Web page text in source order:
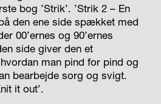
bog ’Strik’. ’Strik 2 – En
den ene side spækket med
00’ernes og 90’ernes
side giver den et
man pind for pind og
bearbejde sorg og svigt.
it out’.